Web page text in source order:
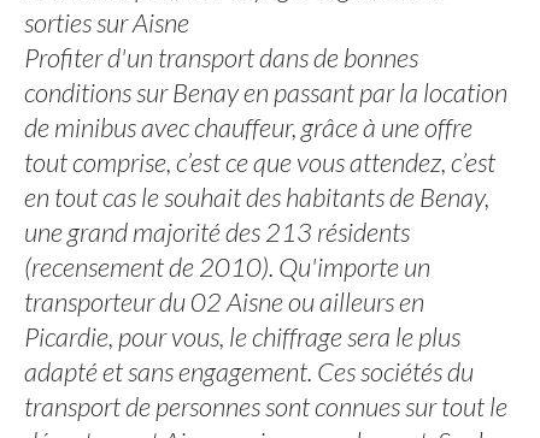
sorties sur Aisne
Profiter d'un transport dans de bonnes
conditions sur Benay en passant par la location
de minibus avec chauffeur, grâce à une offre
tout comprise, c’est ce que vous attendez, c’est
en tout cas le souhait des habitants de Benay,
une grand majorité des 213 résidents
(recensement de 2010). Qu'importe un
transporteur du 02 Aisne ou ailleurs en
Picardie, pour vous, le chiffrage sera le plus
adapté et sans engagement. Ces sociétés du
transport de personnes sont connues sur tout le